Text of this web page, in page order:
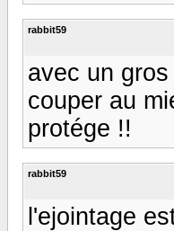
rabbit59
avec un
couper au
protége !!
rabbit59
l'ejointage